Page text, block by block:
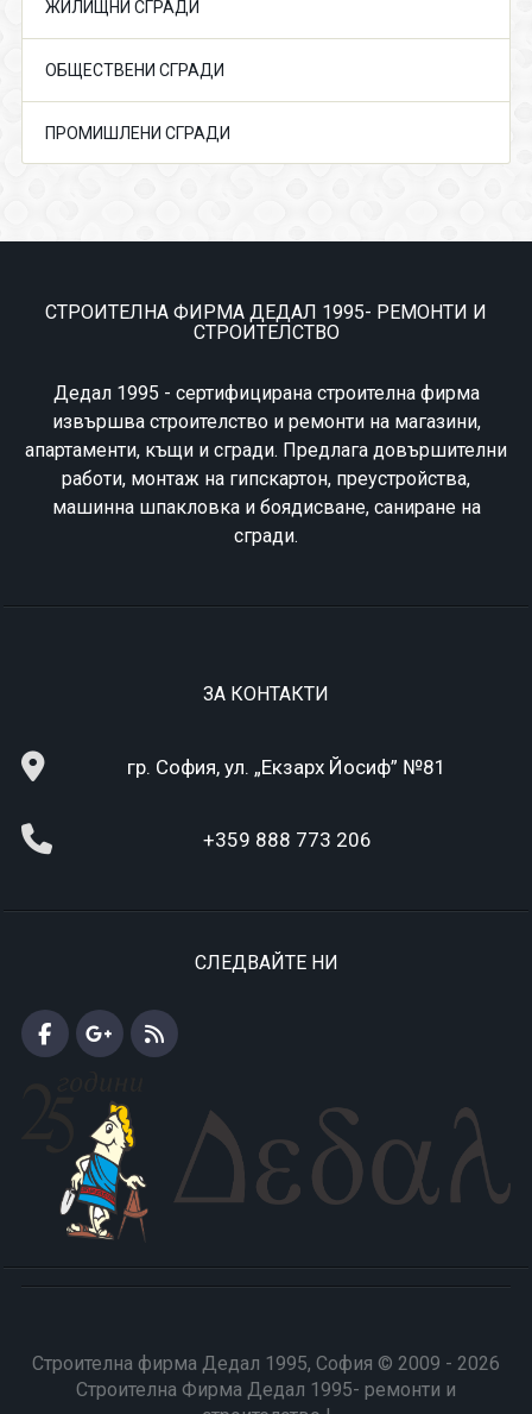
ЖИЛИЩНИ СГРАДИ
ОБЩЕСТВЕНИ СГРАДИ
ПРОМИШЛЕНИ СГРАДИ
СТРОИТЕЛНА ФИРМА ДЕДАЛ 1995- РЕМОНТИ И
СТРОИТЕЛСТВО
Дедал 1995 - сертифицирана строителна фирма
извършва строителство и ремонти на магазини,
апартаменти, къщи и сгради. Предлага довършителни
работи, монтаж на гипскартон, преустройства,
машинна шпакловка и боядисване, саниране на
сгради.
ЗА КОНТАКТИ
гр. София, ул. „Екзарх Йосиф” №81
+359 888 773 206
СЛЕДВАЙТЕ НИ
Строителна фирма Дедал 1995, София © 2009 - 2026
Строителна Фирма Дедал 1995- ремонти и